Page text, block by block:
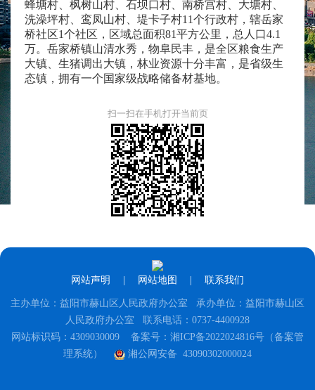
蜂塘村、枫树山村、石坝口村、南桥宫村、大塘村、
洗澡坪村、鸾凤山村、堤卡子村11个行政村，辖岳家
桥社区1个社区，区域总面积81平方公里，总人口4.1
万。岳家桥镇山清水秀，物阜民丰，是全区粮食生产
大镇、生猪调出大镇，林业资源十分丰富，是省级生
态镇，拥有一个国家级战略储备材基地。
扫一扫在手机打开当前页
网站声明 网站地图 联系我们
主办单位：益阳市赫山区人民政府办公室 承办单位：益阳市赫山区
人民政府办公室 联系电话：0737-4400928
网站标识码：4309030009 备案号：湘ICP备2022024816号（备案管
理系统）
湘公网安备 43090302000024